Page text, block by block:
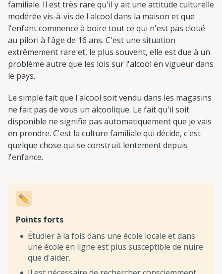
familiale. Il est très rare qu'il y ait une attitude culturelle
modérée vis-à-vis de l'alcool dans la maison et que
l'enfant commence à boire tout ce qui n'est pas cloué
au pilori à l'âge de 16 ans. C'est une situation
extrêmement rare et, le plus souvent, elle est due à un
problème autre que les lois sur l'alcool en vigueur dans
le pays.
Le simple fait que l'alcool soit vendu dans les magasins
ne fait pas de vous un alcoolique. Le fait qu'il soit
disponible ne signifie pas automatiquement que je vais
en prendre. C'est la culture familiale qui décide, c'est
quelque chose qui se construit lentement depuis
l'enfance.
Points forts
Étudier à la fois dans une école locale et dans
une école en ligne est plus susceptible de nuire
que d'aider.